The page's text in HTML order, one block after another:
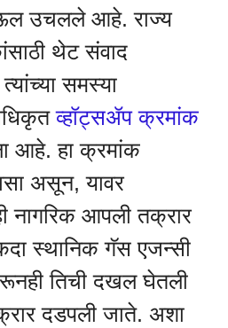
उचलले आहे. राज्य
थेट संवाद
समस्या
व्हॉट्सॲप क्रमांक
आहे. हा क्रमांक
असून, यावर
नागरिक आपली तक्रार
स्थानिक गॅस एजन्सी
तिची दखल घेतली
दडपली जाते. अशा